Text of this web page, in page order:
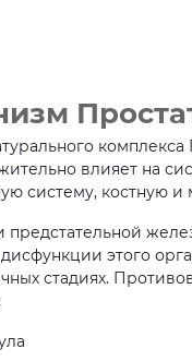
влияет на
систему, костную и
этого
стадиях.